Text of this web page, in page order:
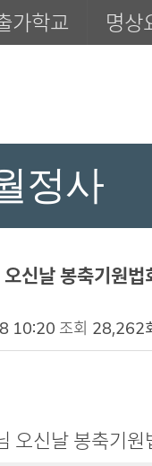
가학교 명상
정사
오신날 봉축기원
10:20 조회 28,262
오신날 봉축기원